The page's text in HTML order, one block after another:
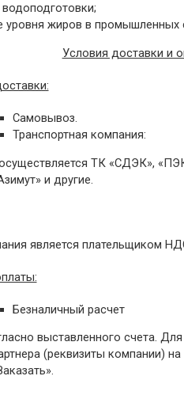
водоподготовки;
уровня жиров в промышленных
Условия доставки и
Самовывоз.
Транспортная компания:
ТК «СДЭК»,
и другие.
является плательщиком
Безналичный расчет
выставленного счета.
(реквизиты компании)